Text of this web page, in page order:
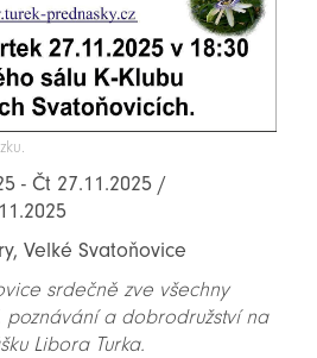
- Čt 27.11.2025 /
Velké Svatoňovice
srdečně zve všechny
poznávání a dobrodružství na
Libora Turka.